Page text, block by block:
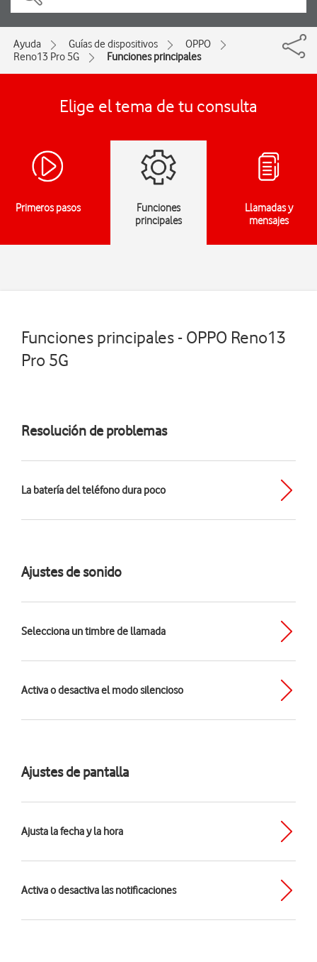
Ayuda Guías de dispositivos
OPPO
Reno13 Pro 5G
Funciones principales
Elige el tema de tu consulta
Primeros pasos
Funciones
principales
Llamadas y
mensajes
Funciones principales - OPPO Reno13
Pro 5G
Resolución de problemas
La batería del teléfono dura poco
Ajustes de sonido
Selecciona un timbre de llamada
Activa o desactiva el modo silencioso
Ajustes de pantalla
Ajusta la fecha y la hora
Activa o desactiva las notificaciones